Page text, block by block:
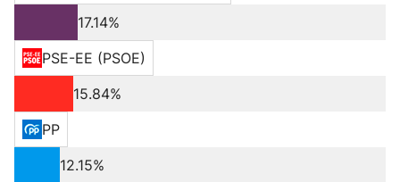
17.14%
PSE-EE (PSOE)
15.84%
PP
12.15%